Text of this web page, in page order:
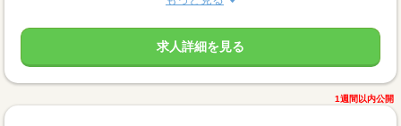
求人詳細を見る
1週間以内公開